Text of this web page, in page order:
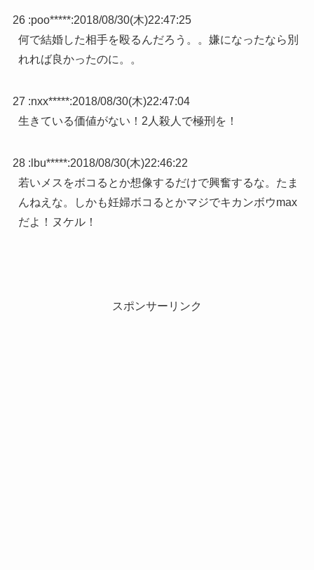
26 :poo*****:2018/08/30(木)22:47:25
何で結婚した相手を殴るんだろう。。嫌になったなら別
れれば良かったのに。。
27 :nxx*****:2018/08/30(木)22:47:04
生きている価値がない！2人殺人で極刑を！
28 : lbu*****:2018/08/30(木)22:46:22
若いメスをボコるとか想像するだけで興奮するな。たま
んねえな。しかも妊婦ボコるとかマジでキカンボウmax
だよ！ヌケル！
スポンサーリンク